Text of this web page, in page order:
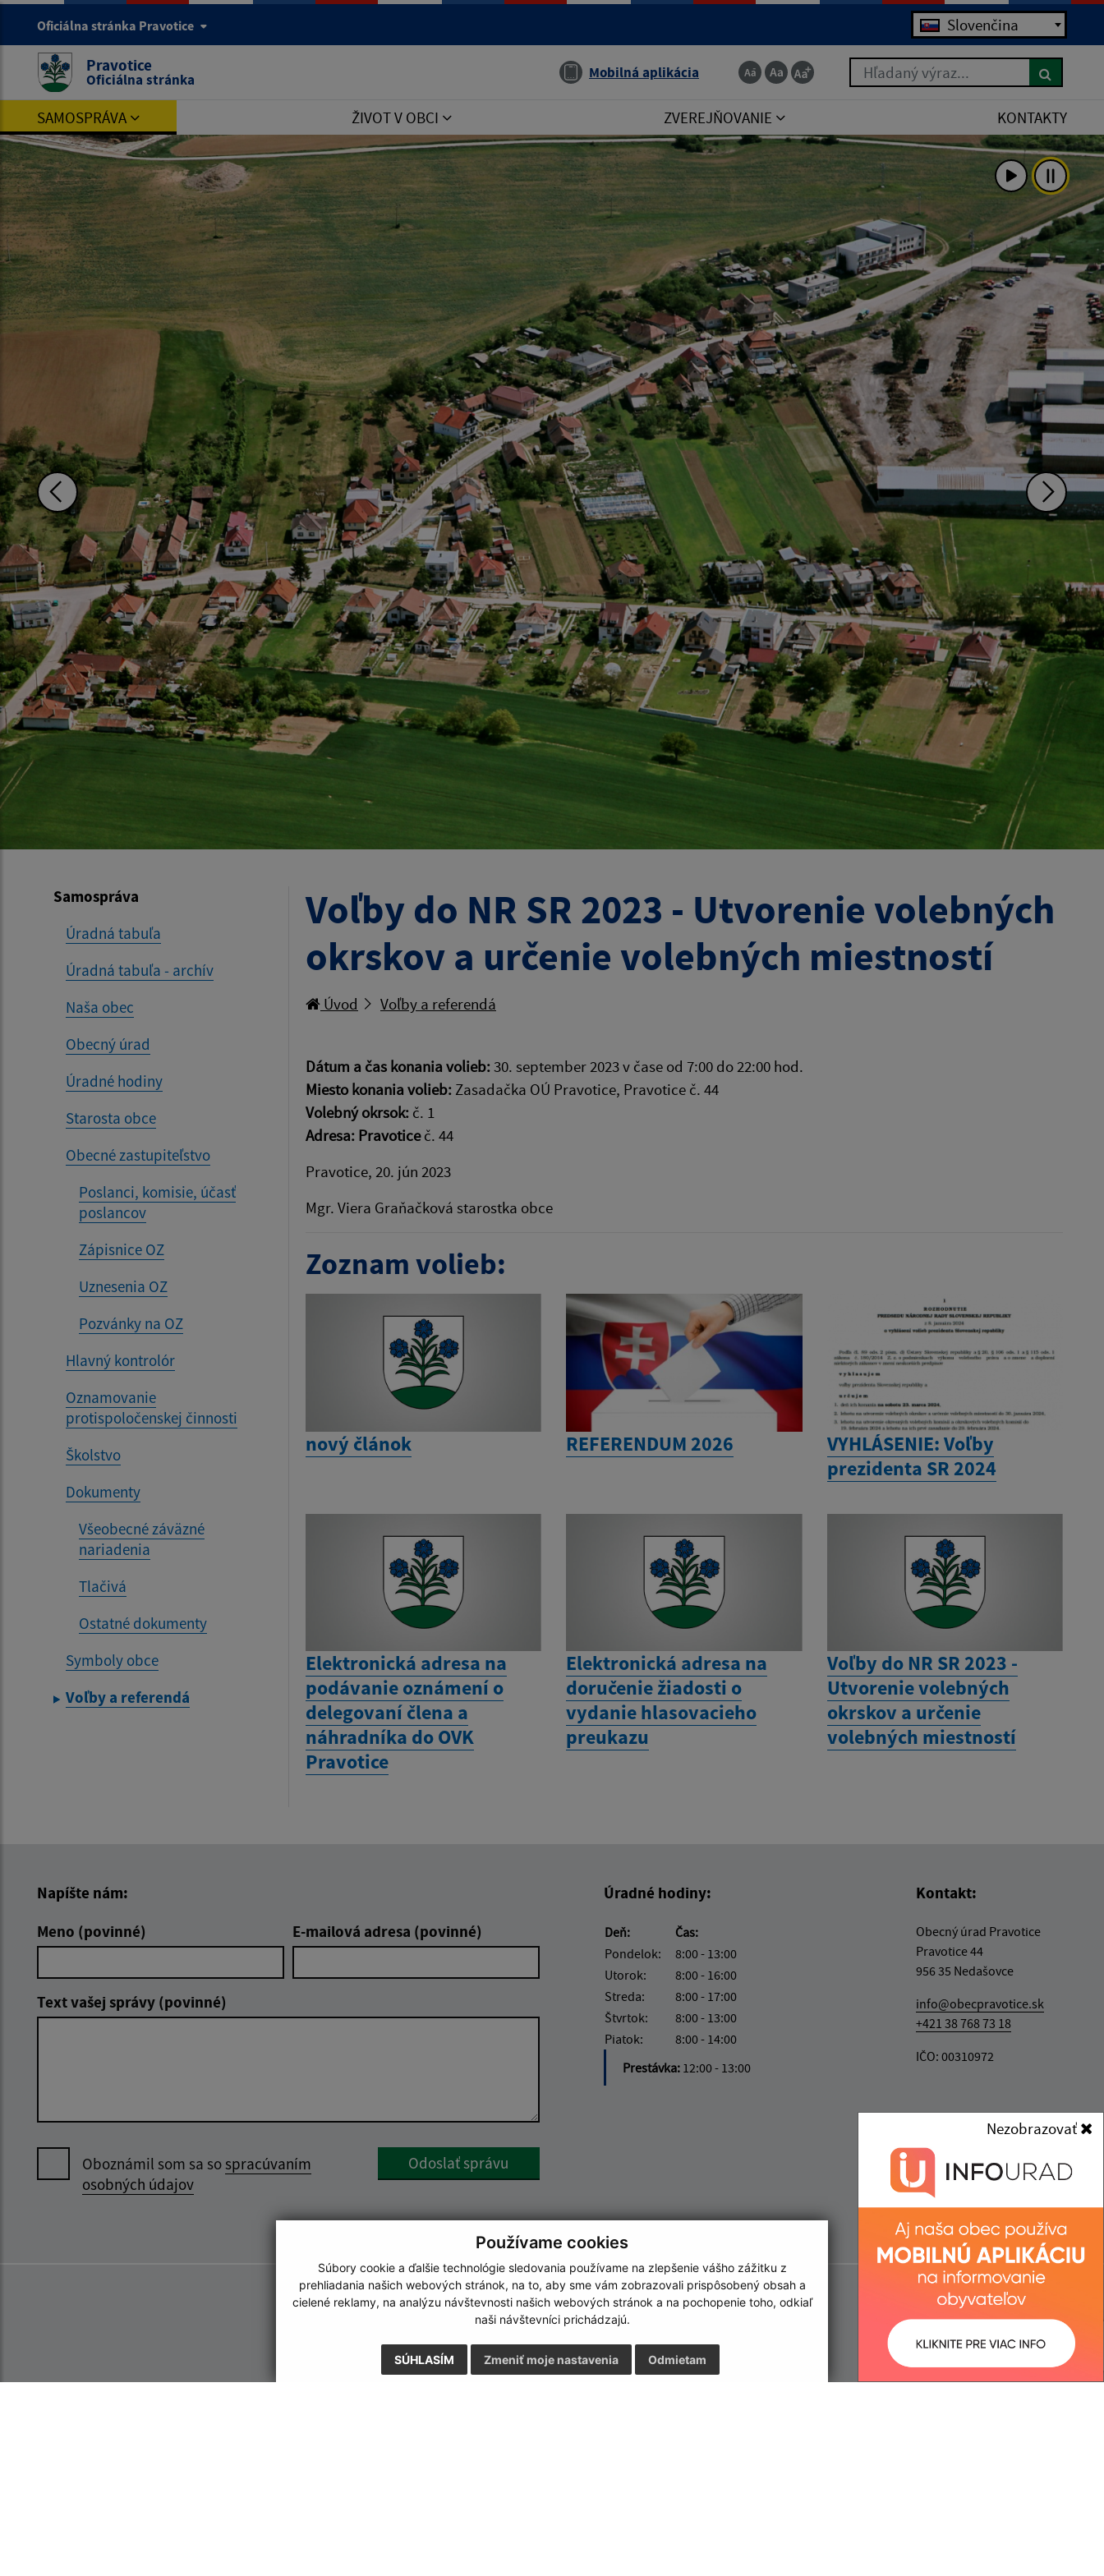
Používame cookies
Súbory cookie a ďalšie technológie sledovania používame na zlepšenie vášho zážitku z
prehliadania našich webových stránok, na to, aby sme vám zobrazovali prispôsobený obsah a
cielené reklamy, na analýzu návštevnosti našich webových stránok a na pochopenie toho, odkiaľ
naši návštevníci prichádzajú.
SÚHLASÍM Odmietam
Zmeniť moje nastavenia
Oficiálna stránka Pravotice Slovenčina
Pravotice
Oficiálna stránka Mobilná aplikácia Hľadaný výraz...
SAMOSPRÁVA ŽIVOT V OBCI ZVEREJŇOVANIE KONTAKTY
Samospráva
Úradná tabuľa
Úradná tabuľa - archív
Naša obec
Obecný úrad
Úradné hodiny
Starosta obce
Obecné zastupiteľstvo
Poslanci, komisie, účasť
poslancov
Zápisnice OZ
Uznesenia OZ
Pozvánky na OZ
Hlavný kontrolór
Oznamovanie
protispoločenskej činnosti
Školstvo
Dokumenty
Všeobecné záväzné
nariadenia
Tlačivá
Ostatné dokumenty
Symboly obce
Voľby a referendá
Voľby do NR SR 2023 - Utvorenie volebných
okrskov a určenie volebných miestností
Úvod Voľby a referendá
Dátum a čas konania volieb:30. september 2023 v čase od 7:00 do 22:00 hod.
Miesto konania volieb: Zasadačka OÚ Pravotice, Pravotice č. 44
Volebný okrsok: č. 1
Adresa: Pravoticeč. 44
Pravotice, 20. jún 2023
Mgr. Viera Graňačková starostka obce
Zoznam volieb:
nový článok REFERENDUM 2026
VYHLÁSENIE: Voľby
prezidenta SR 2024
Elektronická adresa na
podávanie oznámení o
delegovaní člena a
náhradníka do OVK
Pravotice
Elektronická adresa na
doručenie žiadosti o
vydanie hlasovacieho
preukazu
Voľby do NR SR 2023 -
Utvorenie volebných
okrskov a určenie
volebných miestností
Napíšte nám:
Meno (povinné)
E-mailová adresa (povinné)
Text vašej správy (povinné)
Oboznámil som sa sospracúvaním
osobných údajov
Odoslať správu
Úradné hodiny:
Deň:
Čas:
Pondelok:
8:00 - 13:00
Utorok:
8:00 - 16:00
Streda:
8:00 - 17:00
Štvrtok:
8:00 - 13:00
Piatok:
8:00 - 14:00
Prestávka: 12:00 - 13:00
Kontakt:
Obecný úrad Pravotice
Pravotice 44
956 35 Nedašovce
info@obecpravotice.sk
+421 38 768 73 18
IČO: 00310972
Nezobrazovať